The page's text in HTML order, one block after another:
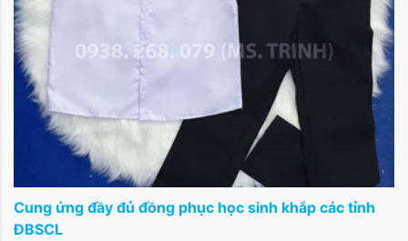
Cung ứng đầy đủ đồng phục học sinh khắp các tỉnh
ĐBSCL